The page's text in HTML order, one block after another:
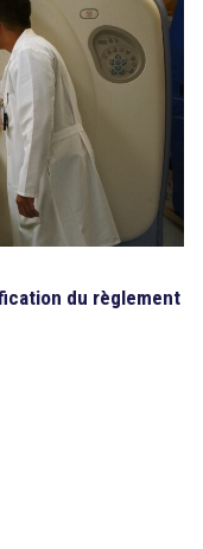
du règlement